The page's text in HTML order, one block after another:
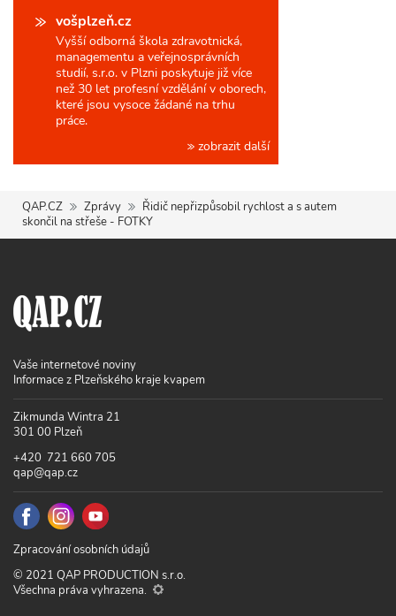
vošplzeň.cz
Vyšší odborná škola zdravotnická,
managementu a veřejnosprávních
studií, s.r.o. v Plzni poskytuje již více
než 30 let profesní vzdělání v oborech,
které jsou vysoce žádané na trhu
práce.
zobrazit další
QAP.CZ Zprávy
Řidič nepřizpůsobil rychlost a s autem
skončil na střeše - FOTKY
Vaše internetové noviny
Informace z Plzeňského kraje kvapem
Zikmunda Wintra 21
301 00 Plzeň
+420 721 660 705
qap@qap.cz
Zpracování osobních údajů
© 2021 QAP PRODUCTION s.r.o.
Všechna práva vyhrazena.